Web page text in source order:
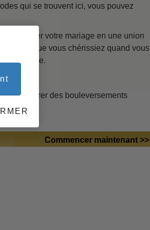
qui se trouvent ici, vous pouvez
votre mariage en une union
rêves que vous chérissiez quand vous
ensemble.
réparer des bouleversements
Commencer maintenant >>